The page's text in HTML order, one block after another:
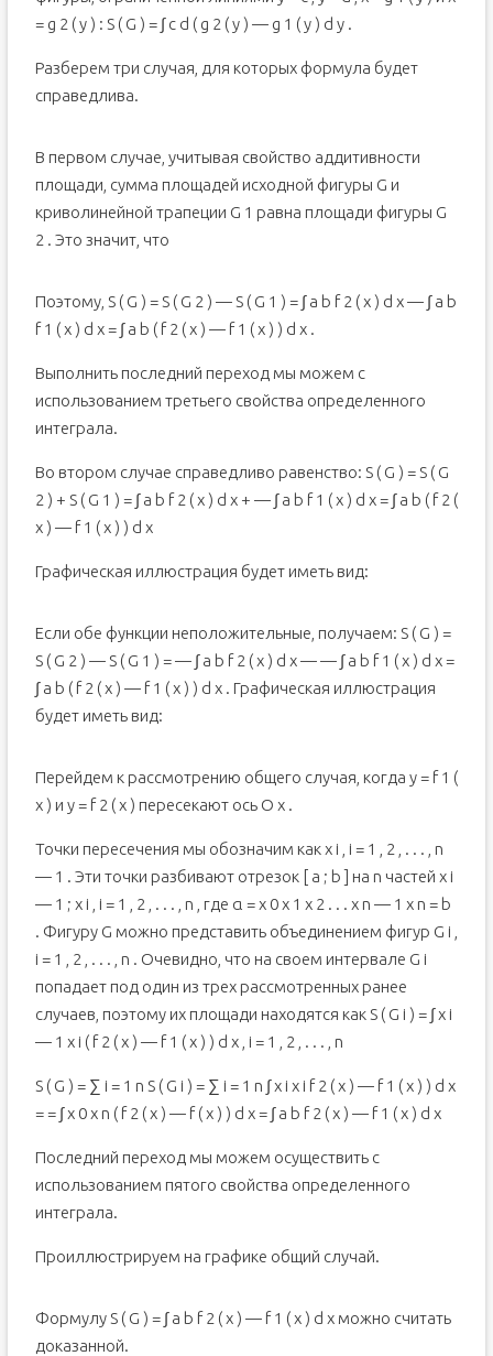
= g 2 ( y ) : S ( G ) = ∫ c d ( g 2 ( y ) — g 1 ( y ) d y .
Разберем три случая, для которых формула будет
справедлива.
В первом случае, учитывая свойство аддитивности
площади, сумма площадей исходной фигуры G и
криволинейной трапеции G 1 равна площади фигуры G
2 . Это значит, что
Поэтому, S ( G ) = S ( G 2 ) — S ( G 1 ) = ∫ a b f 2 ( x ) d x — ∫ a b
f 1 ( x ) d x = ∫ a b ( f 2 ( x ) — f 1 ( x ) ) d x .
Выполнить последний переход мы можем с
использованием третьего свойства определенного
интеграла.
Во втором случае справедливо равенство: S ( G ) = S ( G
2 ) + S ( G 1 ) = ∫ a b f 2 ( x ) d x + — ∫ a b f 1 ( x ) d x = ∫ a b ( f 2 (
x ) — f 1 ( x ) ) d x
Графическая иллюстрация будет иметь вид:
Если обе функции неположительные, получаем: S ( G ) =
S ( G 2 ) — S ( G 1 ) = — ∫ a b f 2 ( x ) d x — — ∫ a b f 1 ( x ) d x =
∫ a b ( f 2 ( x ) — f 1 ( x ) ) d x . Графическая иллюстрация
будет иметь вид:
Перейдем к рассмотрению общего случая, когда y = f 1 (
x ) и y = f 2 ( x ) пересекают ось O x .
Точки пересечения мы обозначим как x i , i = 1 , 2 , . . . , n
— 1 . Эти точки разбивают отрезок [ a ; b ] на n частей x i
— 1 ; x i , i = 1 , 2 , . . . , n , где α = x 0 x 1 x 2 . . . x n — 1 x n = b
. Фигуру G можно представить объединением фигур G i ,
i = 1 , 2 , . . . , n . Очевидно, что на своем интервале G i
попадает под один из трех рассмотренных ранее
случаев, поэтому их площади находятся как S ( G i ) = ∫ x i
— 1 x i ( f 2 ( x ) — f 1 ( x ) ) d x , i = 1 , 2 , . . . , n
S ( G ) = ∑ i = 1 n S ( G i ) = ∑ i = 1 n ∫ x i x i f 2 ( x ) — f 1 ( x ) ) d x
= = ∫ x 0 x n ( f 2 ( x ) — f ( x ) ) d x = ∫ a b f 2 ( x ) — f 1 ( x ) d x
Последний переход мы можем осуществить с
использованием пятого свойства определенного
интеграла.
Проиллюстрируем на графике общий случай.
Формулу S ( G ) = ∫ a b f 2 ( x ) — f 1 ( x ) d x можно считать
доказанной.